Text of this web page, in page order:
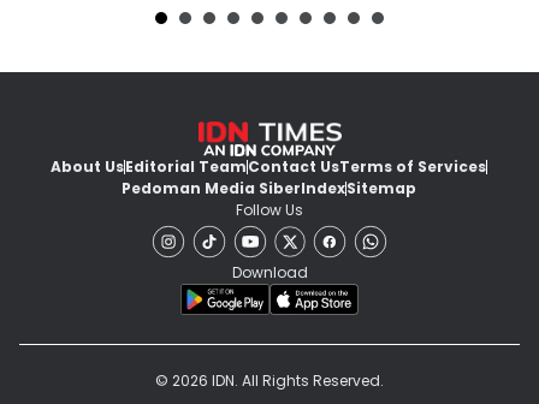
About UsEditorial TeamContact UsTerms of Services
Pedoman Media SiberIndexSitemap
Follow Us
Download
© 2026 IDN. All Rights Reserved.